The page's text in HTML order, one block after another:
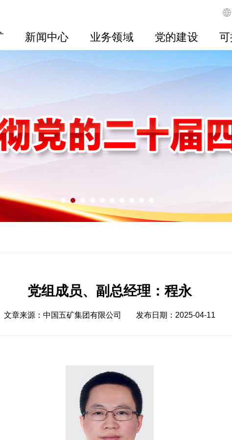
新闻中心 业务领域 党的建设
党组成员、副总经理：程永
文章来源：中国五矿集团有限公司 发布日期：2025-04-11